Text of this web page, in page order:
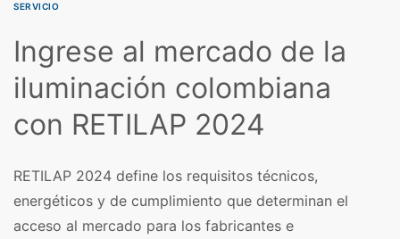
SERVICIO
Ingrese al mercado de la
iluminación colombiana
con RETILAP 2024
RETILAP 2024 define los requisitos técnicos,
energéticos y de cumplimiento que determinan el
acceso al mercado para los fabricantes e